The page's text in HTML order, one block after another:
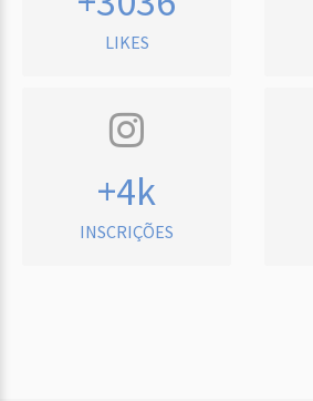
LIKES
+4k
INSCRIÇÕES